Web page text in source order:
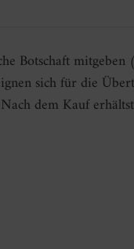
Botschaft mitgeben
sich für die
dem Kauf